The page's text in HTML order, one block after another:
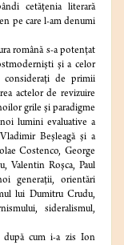
cetăţenia literară
pe care l-am denumi
română s-a potenţat
şi a celor
consideraţi de primii
actelor de revizuire
grile şi paradigme
lumini evaluative a
Beşleagă şi a
Costenco, George
Valentin Roşca, Paul
generaţii, orientări
lui Dumitru Crudu,
sideralismul,
după cum i-a zis Ion